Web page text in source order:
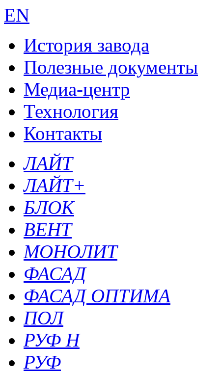
EN
История завода
Полезные документы
Медиа-центр
Технология
Контакты
ЛАЙТ
ЛАЙТ+
БЛОК
ВЕНТ
МОНОЛИТ
ФАСАД
ФАСАД ОПТИМА
ПОЛ
РУФ Н
РУФ